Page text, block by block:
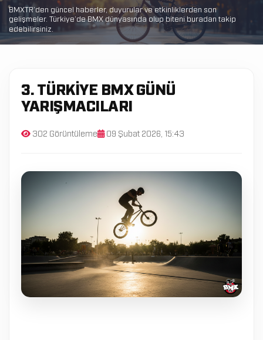
BMXTR’den güncel haberler, duyurular ve etkinliklerden son
gelişmeler. Türkiye’de BMX dünyasında olup biteni buradan takip
edebilirsiniz.
3. TÜRKIYE BMX GÜNÜ
YARIŞMACILARI
302 Görüntüleme 09 Şubat 2026, 15:43